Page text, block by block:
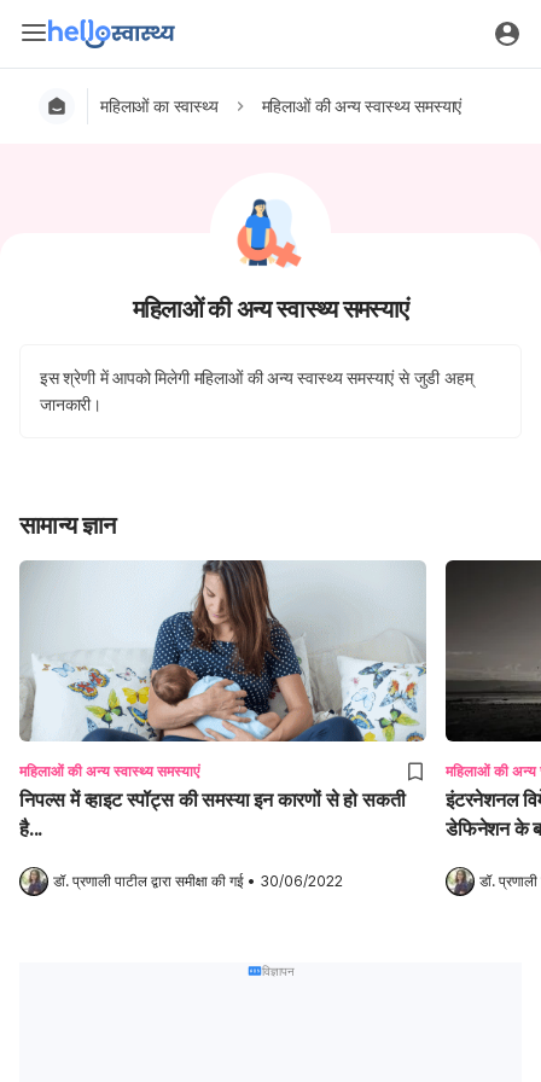
महिलाओं का स्वास्थ्य महिलाओं की अन्य स्वास्थ्य समस्याएं
महिलाओं की अन्य स्वास्थ्य समस्याएं
इस श्रेणी में आपको मिलेगी महिलाओं की अन्य स्वास्थ्य समस्याएं से जुडी अहम्
जानकारी।
सामान्य ज्ञान
महिलाओं की अन्य स्वास्थ्य समस्याएं
निपल्स में व्हाइट स्पॉट्स की समस्या इन कारणों से हो सकती
है...
डॉ. प्रणाली पाटील द्वारा समीक्षा की गई • 30/06/2022
महिलाओं की अन्य
इंटरनेशनल
डेफिनेशन के
डॉ.
विज्ञापन